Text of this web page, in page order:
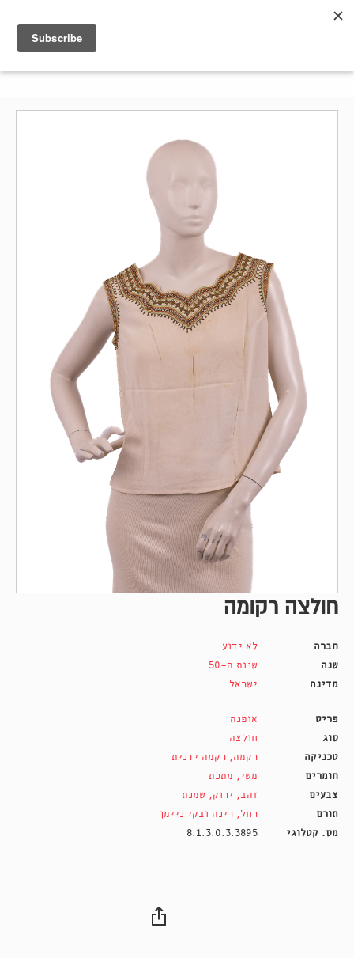
חולצה רקומה
חברה
לא ידוע
שנה
שנות ה-50
מדינה
ישראל
פריט
אופנה
סוג
חולצה
טכניקה
רקמה, רקמה ידנית
חומרים
משי, מתכת
צבעים
זהב, ירוק, שמנת
תורם
רחל, רינה ובקי ניימן
מס. קטלוגי
8.1.3.0.3.3895